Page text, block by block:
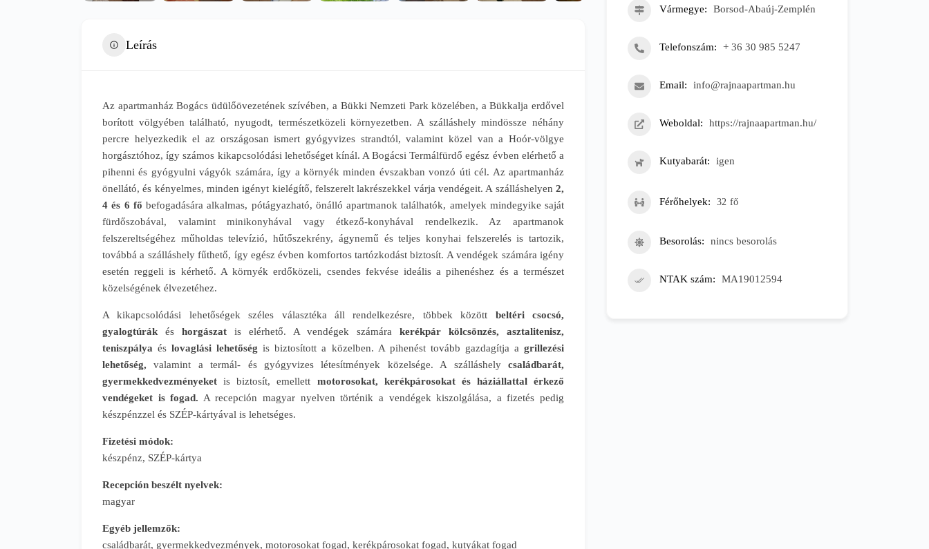
Leírás
Az apartmanház Bogács üdülőövezetének szívében, a Bükki Nemzeti Park közelében, a Bükkalja erdővel
borított völgyében található, nyugodt, természetközeli környezetben. A szálláshely mindössze néhány
percre helyezkedik el az országosan ismert gyógyvizes strandtól, valamint közel van a Hoór-völgye
horgásztóhoz, így számos kikapcsolódási lehetőséget kínál. A Bogácsi Termálfürdő egész évben elérhető a
pihenni és gyógyulni vágyók számára, így a környék minden évszakban vonzó úti cél. Az apartmanház
önellátó, és kényelmes, minden igényt kielégítő, felszerelt lakrészekkel várja vendégeit. A szálláshelyen 2,
4 és 6 fő befogadására alkalmas, pótágyazható, önálló apartmanok találhatók, amelyek mindegyike saját
fürdőszobával, valamint minikonyhával vagy étkező-konyhával rendelkezik. Az apartmanok
felszereltségéhez műholdas televízió, hűtőszekrény, ágynemű és teljes konyhai felszerelés is tartozik,
továbbá a szálláshely fűthető, így egész évben komfortos tartózkodást biztosít. A vendégek számára igény
esetén reggeli is kérhető. A környék erdőközeli, csendes fekvése ideális a pihenéshez és a természet
közelségének élvezetéhez.
A kikapcsolódási lehetőségek széles választéka áll rendelkezésre, többek között beltéri csocsó,
gyalogtúrák éshorgászatis elérhető. A vendégek számárakerékpár kölcsönzés, asztalitenisz,
teniszpálya és lovaglási lehetőség is biztosított a közelben. A pihenést tovább gazdagítja agrillezési
lehetőség, valamint a termál- és gyógyvizes létesítmények közelsége. A szálláshelycsaládbarát,
gyermekkedvezményeket is biztosít, emellett motorosokat, kerékpárosokat és háziállattal érkező
vendégeket is fogad. A recepción magyar nyelven történik a vendégek kiszolgálása, a fizetés pedig
készpénzzel és SZÉP-kártyával is lehetséges.
Fizetési módok:
készpénz, SZÉP-kártya
Recepción beszélt nyelvek:
magyar
Egyéb jellemzők:
családbarát, gyermekkedvezmények, motorosokat fogad, kerékpárosokat fogad, kutyákat fogad
Vármegye Borsod-Abaúj-Zemplén
Telefonszám + 36 30 985 5247
Email info@rajnaapartman.hu
Weboldal https://rajnaapartman.hu/
Kutyabarát igen
Férőhelyek 32 fő
Besorolás nincs besorolás
NTAK szám MA19012594